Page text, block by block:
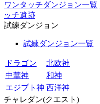
ワンタッチダンジョン一覧
ッチ遺跡
試練ダンジョン
試練ダンジョン一覧
ドラゴン
北欧神
中華神
和神
エジプト神 西洋神
チャレダン(クエスト)